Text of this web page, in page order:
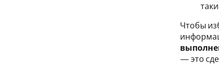
Чтобы
— это